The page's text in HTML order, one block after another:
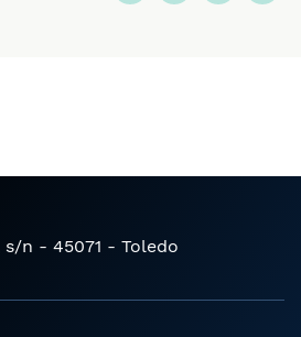
n - 45071 - Toledo